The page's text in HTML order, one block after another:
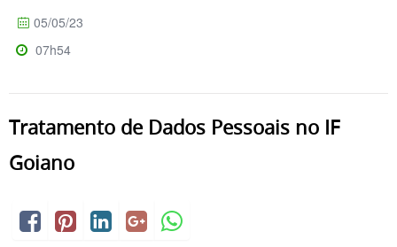
05/05/23
07h54
Tratamento de Dados Pessoais no IF
Goiano